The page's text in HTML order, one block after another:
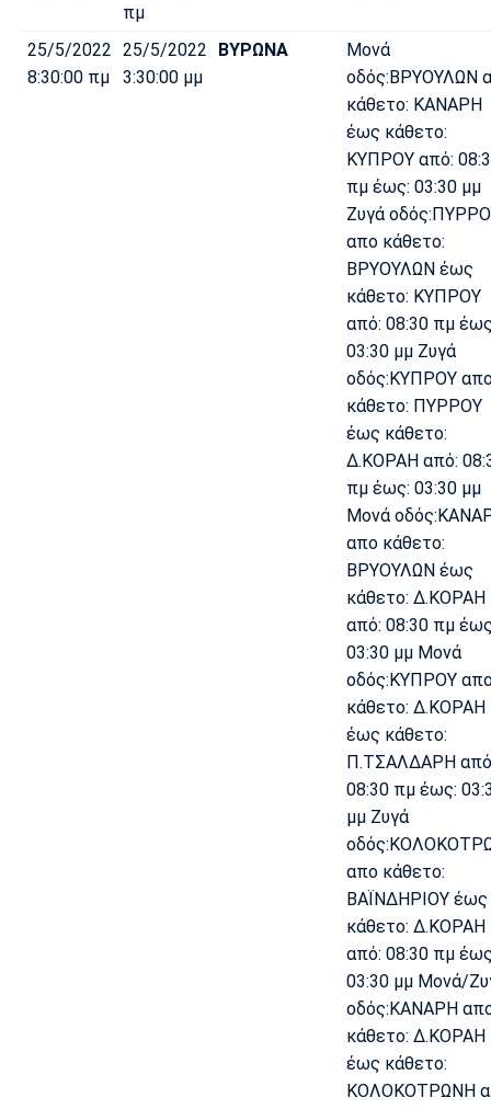
Αστέρας
πμ
25/5/2022
8:30:00 πμ
25/5/2022
3:30:00 μμ
ΒΥΡΩΝΑ
Μονά
οδός:ΒΡΥΟΥΛΩΝ
κάθετο: ΚΑΝΑΡΗ
έως κάθετο:
ΚΥΠΡΟΥ από:
πμ έως: 03:30 μμ
Ζυγά
απο κάθετο:
ΒΡΥΟΥΛΩΝ έως
κάθετο: ΚΥΠΡΟΥ
από: 08:30 πμ
03:30 μμ Ζυγά
οδός:ΚΥΠΡΟΥ
κάθετο: ΠΥΡΡΟΥ
έως κάθετο:
Δ.ΚΟΡΑΗ από:
πμ έως: 03:30 μμ
Μονά
απο κάθετο:
ΒΡΥΟΥΛΩΝ έως
κάθετο: Δ.ΚΟΡΑΗ
από: 08:30 πμ
03:30 μμ Μονά
οδός:ΚΥΠΡΟΥ
κάθετο: Δ.ΚΟΡΑΗ
έως κάθετο:
Π.ΤΣΑΛΔΑΡΗ
08:30 πμ έως:
μμ Ζυγά
απο κάθετο:
ΒΑΪΝΔΗΡΙΟΥ έως
κάθετο: Δ.ΚΟΡΑΗ
από: 08:30 πμ
03:30 μμ Μονά/
οδός:ΚΑΝΑΡΗ
κάθετο: Δ.ΚΟΡΑΗ
έως κάθετο:
ΚΟΛΟΚΟΤΡΩΝΗ